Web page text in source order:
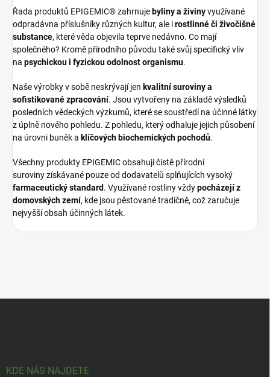
Řada produktů EPIGEMIC® zahrnuje byliny a živinyvyužívané
odpradávna příslušníky různých kultur, ale irostlinné či živočišné
substance, které věda objevila teprve nedávno. Co mají
společného? Kromě přírodního původu také svůj specifický vliv
na psychickou i fyzickou odolnost organismu.
Naše výrobky v sobě neskrývají jen kvalitní suroviny a
sofistikované zpracování. Jsou vytvořeny na základě výsledků
posledních vědeckých výzkumů, které se soustředí na účinné látky
z úplně nového pohledu. Z pohledu, který odhaluje jejich působení
na úrovni buněk a klíčových biochemických pochodů.
Všechny produkty EPIGEMIC obsahují čistě přírodní
suroviny získávané pouze od dodavatelů splňujících vysoký
farmaceutický standard. Využívané rostliny vždypocházejí z
domovských zemí, kde jsou pěstované tradičně, což zaručuje
nejvyšší obsah účinných látek.
KDE NÁS NAJDETE